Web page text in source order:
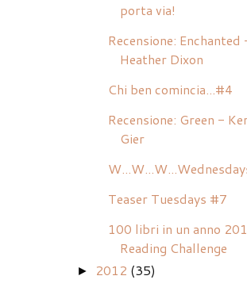
porta via!
Recensione: Enchanted
Heather Dixon
Chi ben comincia...#4
Recensione: Green -
Gier
Teaser Tuesdays #7
100 libri in un anno
Reading Challenge
► 2012 (35)